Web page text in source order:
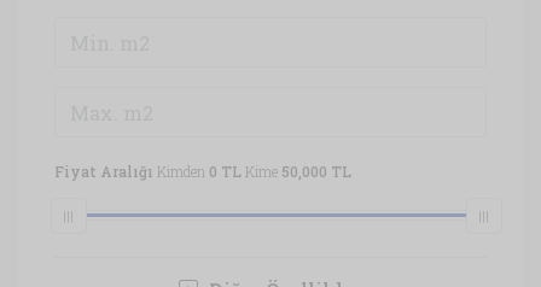
Fiyat Aralığı Kimden 0 TL Kime 50,000 TL